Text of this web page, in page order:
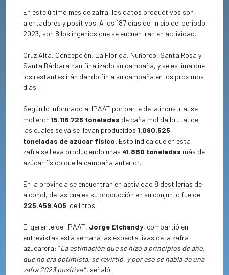
En este último mes de zafra, los datos productivos son
alentadores y positivos. A los 187 días del inicio del periodo
2023, son 8 los ingenios que se encuentran en actividad.
Cruz Alta, Concepción, La Florida, Ñuñorco, Santa Rosa y
Santa Bárbara han finalizado su campaña, y se estima que
los restantes irán dando fin a su campaña en los próximos
días.
Según lo informado al IPAAT por parte de la industria, se
molieron15.116.726 toneladas de caña molida bruta, de
las cuales se ya se llevan producidos1.090.525
toneladas de azúcar físico. Esto indica que en esta
zafra se lleva produciendo unas 41.880 toneladas más de
azúcar físico que la campaña anterior.
En la provincia se encuentran en actividad 8 destilerías de
alcohol, de las cuales su producción en su conjunto fue de
225.459.405 de litros.
El gerente del IPAAT, Jorge Etchandy, compartió en
entrevistas esta semana las expectativas de la zafra
azucarera: “La estimación que se hizo a principios de año,
que no era optimista, se revirtió, y por eso se habla de una
zafra 2023 positiva”, señaló.